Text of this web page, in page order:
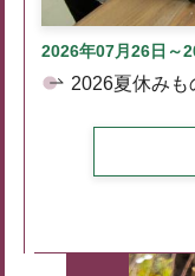
2026年07月26日～
2026夏休み